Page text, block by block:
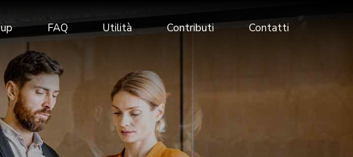
FAQ Utilità Contributi Contatti